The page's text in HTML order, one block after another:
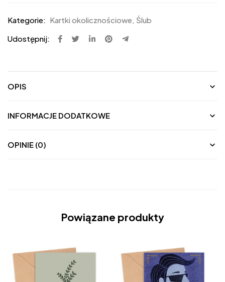
Kategorie: Kartki okolicznościowe, Ślub
Udostępnij:
OPIS
INFORMACJE DODATKOWE
OPINIE (0)
Powiązane produkty